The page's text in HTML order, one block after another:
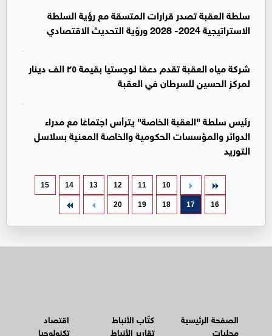
سلطة العقبة تصدر قرارات المتسقة مع رؤية السلطة
الاستراتيجية 2024- 2028 ورؤية التحديث الاقتصادي
شركة مياه العقبة تقدم دعمًا لوجستيا بقيمة ٢٥ الف دينار
لمركز الحسين للسرطان في العقبة
رئيس سلطة "العقبة الخاصة" يترأس اجتماعًا مع مدراء
الدوائر والمؤسسات الحكومية والخاصة المعنية بسلاسل
التوريد
10
11
12
13
14
15
16
17
18
19
20
الصفحة الرئيسية
محليات
كتّاب الأنباط
تقارير الأنباط
اقتصاد
تكنولوجيا